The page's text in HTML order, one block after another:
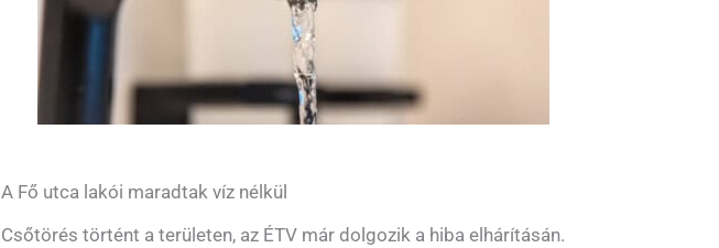
A Fő utca lakói maradtak víz nélkül
Csőtörés történt a területen, az ÉTV már dolgozik a hiba elhárításán.